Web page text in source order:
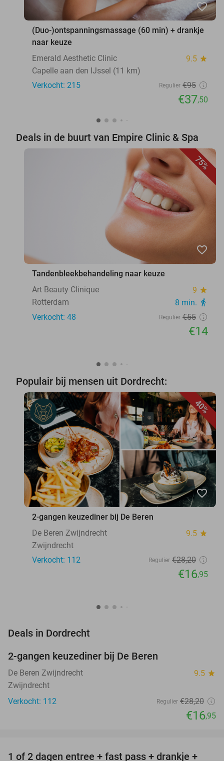
favorite_border
(Duo-)ontspanningsmassage (60 min) + drankje
naar keuze
Emerald Aesthetic Clinic
9.5 star
Capelle aan den IJssel (11 km)
Verkocht: 215
Regulier €95
€37,50
Deals in de buurt van Empire Clinic & Spa
75%
favorite_border
Tandenbleekbehandeling naar keuze
Art Beauty Clinique
9 star
Rotterdam 8 min. directions_walk
Verkocht: 48 Regulier €55
€14
Populair bij mensen uit Dordrecht:
40%
favorite_border
2-gangen keuzediner bij De Beren
De Beren Zwijndrecht
9.5 star
Zwijndrecht
Verkocht: 112
Regulier €28,20
€16,95
Deals in Dordrecht
2-gangen keuzediner bij De Beren
De Beren Zwijndrecht 9.5 star
Zwijndrecht
Verkocht: 112
Regulier €28,20
€16,95
1 of 2 dagen entree + fast pass + drankje +